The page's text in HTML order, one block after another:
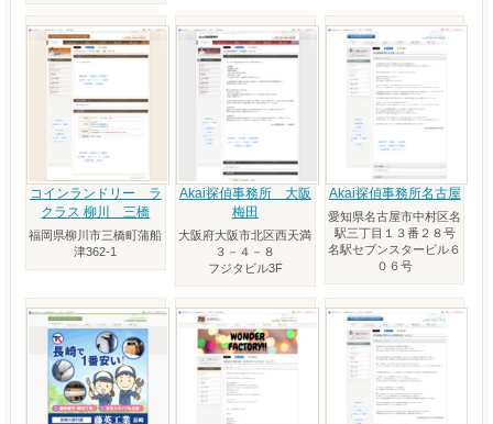
コインランドリー ラ
クラス 柳川 三橋
福岡県柳川市三橋町蒲船
津362-1
Akai探偵事務所 大阪
梅田
大阪府大阪市北区西天満
３－４－８
フジタビル3F
Akai探偵事務所名古屋
愛知県名古屋市中村区名
駅三丁目１３番２８号
名駅セブンスタービル６
０６号